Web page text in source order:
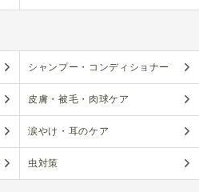
シャンプー・コンディショナー
皮膚・被毛・肉球ケア
涙やけ・耳のケア
虫対策